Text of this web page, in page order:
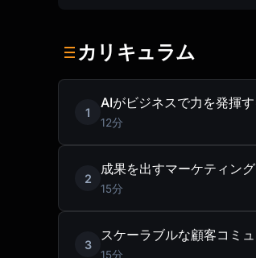
カリキュラム
1
AIがビジネスで力を発揮
12分
2
成果を出すマーケティン
15分
3
スケーラブルな顧客コミ
15分